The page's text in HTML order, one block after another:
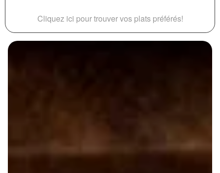
Cliquez ici pour trouver vos plats préférés!